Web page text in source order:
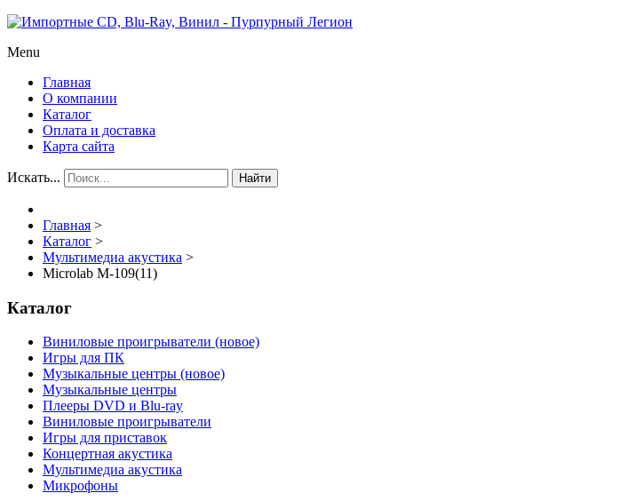
Menu
Главная
О компании
Каталог
Оплата и доставка
Карта сайта
Искать... Найти
Главная >
Каталог >
Мультимедиа акустика >
Microlab M-109(11)
Каталог
Виниловые проигрыватели (новое)
Игры для ПК
Музыкальные центры (новое)
Музыкальные центры
Плееры DVD и Blu-ray
Виниловые проигрыватели
Игры для приставок
Концертная акустика
Мультимедиа акустика
Микрофоны